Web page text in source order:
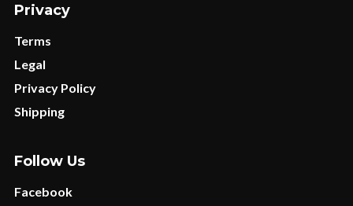
Privacy
Terms
Legal
Privacy Policy
Shipping
Follow Us
Facebook